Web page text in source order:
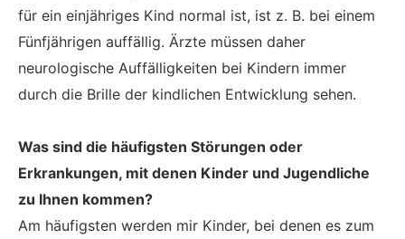
für ein einjähriges Kind normal ist, ist z. B. bei einem
Fünfjährigen auffällig. Ärzte müssen daher
neurologische Auffälligkeiten bei Kindern immer
durch die Brille der kindlichen Entwicklung sehen.
Was sind die häufigsten Störungen oder
Erkrankungen, mit denen Kinder und Jugendliche
zu Ihnen kommen?
Am häufigsten werden mir Kinder, bei denen es zum